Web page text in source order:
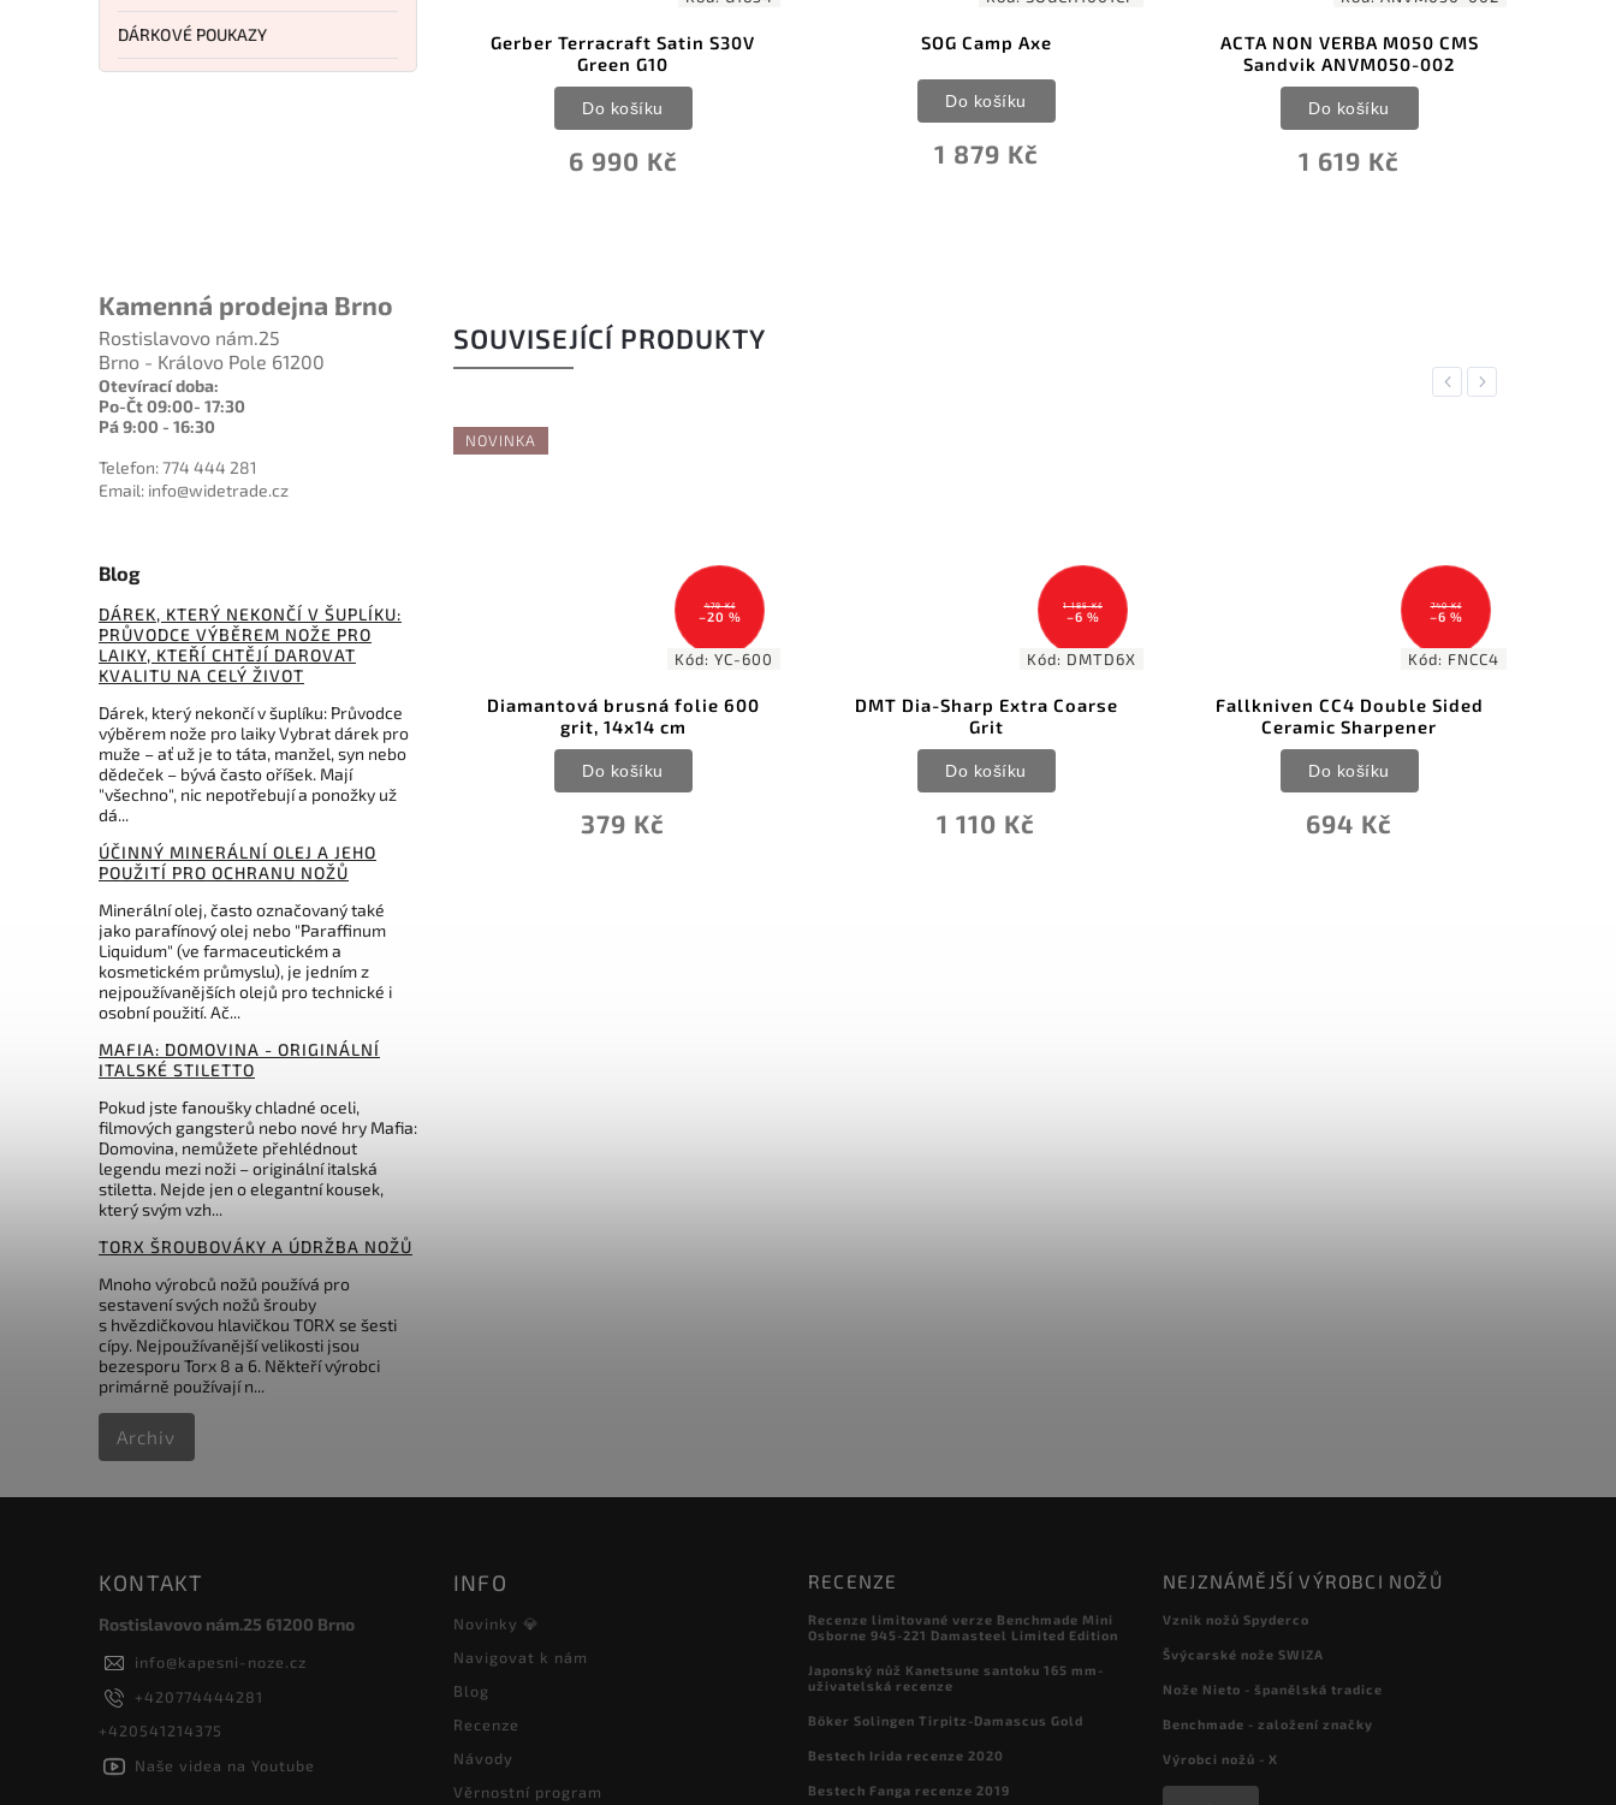
DÁRKOVÉ POUKAZY
Kamenná prodejna Brno
Rostislavovo nám.25
Brno - Královo Pole 61200
Otevírací doba:
Po-Čt 09:00- 17:30
Pá 9:00 - 16:30
Telefon: 774 444 281
Email: info@widetrade.cz
Blog
DÁREK, KTERÝ NEKONČÍ V ŠUPLÍKU:
PRŮVODCE VÝBĚREM NOŽE PRO
LAIKY, KTEŘÍ CHTĚJÍ DAROVAT
KVALITU NA CELÝ ŽIVOT
Dárek, který nekončí v šuplíku: Průvodce
výběrem nože pro laiky Vybrat dárek pro
muže – ať už je to táta, manžel, syn nebo
dědeček – bývá často oříšek. Mají
"všechno", nic nepotřebují a ponožky už
dá...
ÚČINNÝ MINERÁLNÍ OLEJ A JEHO
POUŽITÍ PRO OCHRANU NOŽŮ
Minerální olej, často označovaný také
jako parafínový olej nebo "Paraffinum
Liquidum" (ve farmaceutickém a
kosmetickém průmyslu), je jedním z
nejpoužívanějších olejů pro technické i
osobní použití. Ač...
MAFIA: DOMOVINA - ORIGINÁLNÍ
ITALSKÉ STILETTO
Pokud jste fanoušky chladné oceli,
filmových gangsterů nebo nové hry Mafia:
Domovina, nemůžete přehlédnout
legendu mezi noži – originální italská
stiletta. Nejde jen o elegantní kousek,
který svým vzh...
TORX ŠROUBOVÁKY A ÚDRŽBA NOŽŮ
Mnoho výrobců nožů používá pro
sestavení svých nožů šrouby
s hvězdičkovou hlavičkou TORX se šesti
cípy. Nejpoužívanější velikosti jsou
bezesporu Torx 8 a 6. Někteří výrobci
primárně používají n...
Archiv
Joker Bowie Knife Walnut
Handle 20 cm Blade CN147
Gerber Terracraft Satin S30V
Green G10
6 990 Kč
Do košíku
SOG Camp Axe
1 879 Kč
Do košíku
ACTA NON VERBA M050 CMS
Sandvik ANVM050-002
1 619 Kč
Do košíku
SOUVISEJÍCÍ PRODUKTY
Previous
271 Kč
–6 %
Kód:GAS1500
Ganzo Sharpening Stone 1500
Do košíku
NOVINKA
479 Kč
–20 %
Kód: YC-600
Diamantová brusná folie 600
grit, 14x14 cm
379 Kč
Do košíku
1 185 Kč
–6 %
Kód: DMTD6X
DMT Dia-Sharp Extra Coarse
Grit
1 110 Kč
Do košíku
740 Kč
–6 %
Kód: FNCC4
Fallkniven CC4 Double Sided
Ceramic Sharpener
694 Kč
Do košíku
Next
KONTAKT
Rostislavovo nám.25 61200 Brno
info@kapesni-noze.cz
+420774444281
+420541214375
Naše videa na Youtube
INFO
Novinky 💎
Navigovat k nám
Blog
Recenze
Návody
Věrnostní program
RECENZE
Recenze limitované verze Benchmade Mini
Osborne 945-221 Damasteel Limited Edition
Japonský nůž Kanetsune santoku 165 mm-
uživatelská recenze
Böker Solingen Tirpitz-Damascus Gold
Bestech Irida recenze 2020
Bestech Fanga recenze 2019
NEJZNÁMĚJŠÍ VÝROBCI NOŽŮ
Vznik nožů Spyderco
Švýcarské nože SWIZA
Nože Nieto - španělská tradice
Benchmade - založení značky
Výrobci nožů - X